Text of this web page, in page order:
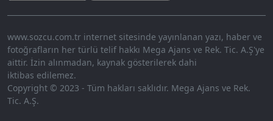
www.sozcu.com.tr internet sitesinde yayınlanan yazı, haber ve
fotoğrafların her türlü telif hakkı Mega Ajans ve Rek. Tic. A.Ş'ye
aittir. İzin alınmadan, kaynak gösterilerek dahi
iktibas edilemez.
Copyright © 2023 - Tüm hakları saklıdır. Mega Ajans ve Rek.
Tic. A.Ş.